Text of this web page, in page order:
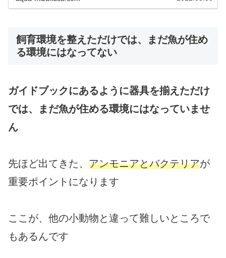
まにしておくわけにもいきません観賞魚が死んで
しまったときはどうし...
飼育環境を整えただけでは、まだ魚が住め
る環境にはなってない
ガイドブックにあるように器具を揃えただけ
では、まだ魚が住める環境にはなっていませ
ん
先ほど出てきた、 アンモニアとバクテリアが
重要ポイントになります
ここが、他の小動物と違って難しいところで
もあるんです